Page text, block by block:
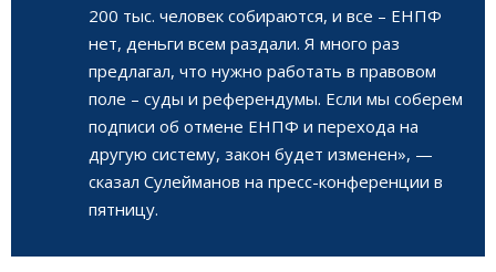
200 тыс. человек собираются, и все – ЕНПФ
нет, деньги всем раздали. Я много раз
предлагал, что нужно работать в правовом
поле – суды и референдумы. Если мы соберем
подписи об отмене ЕНПФ и перехода на
другую систему, закон будет изменен», —
сказал Сулейманов на пресс-конференции в
пятницу.